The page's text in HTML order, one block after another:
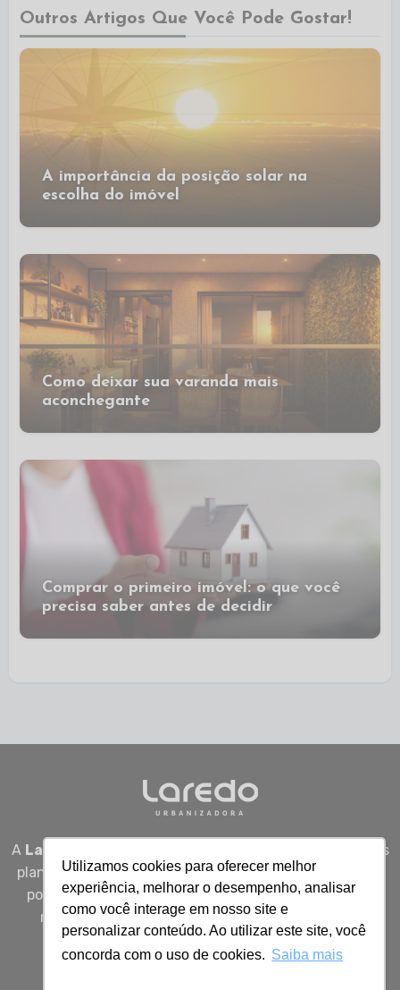
Utilizamos cookies para oferecer melhor
experiência, melhorar o desempenho, analisar
como você interage em nosso site e
personalizar conteúdo. Ao utilizar este site, você
concorda com o uso de cookies. Saiba mais
Outros Artigos Que Você Pode Gostar!
A importância da posição solar na
escolha do imóvel
Como deixar sua varanda mais
aconchegante
Comprar o primeiro imóvel: o que você
precisa saber antes de decidir
A Laredo Urbanizadora
desenvolve empreendimentos
planejados em Sergipe, unindo qualidade, segurança e
potencial real de valorização para quem busca viver
melhor, investir bem e construir patrimônio com
inteligência.